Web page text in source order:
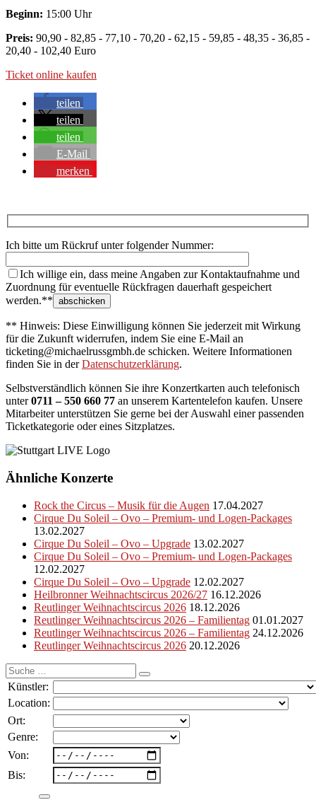
Beginn: 15:00 Uhr
Preis: 90,90 - 82,85 - 77,10 - 70,20 - 62,15 - 59,85 - 48,35 - 36,85 -
20,40 - 102,40 Euro
Ticket online kaufen
teilen
teilen
teilen
E-Mail
merken
Ich bitte um Rückruf unter folgender Nummer:
Ich willige ein, dass meine Angaben zur Kontaktaufnahme und
Zuordnung für eventuelle Rückfragen dauerhaft gespeichert
werden.**
** Hinweis: Diese Einwilligung können Sie jederzeit mit Wirkung
für die Zukunft widerrufen, indem Sie eine E-Mail an
ticketing@michaelrussgmbh.de schicken. Weitere Informationen
finden Sie in derDatenschutzerklärung.
Selbstverständlich können Sie ihre Konzertkarten auch telefonisch
unter0711 – 550 660 77 an unserem Kartentelefon kaufen. Unsere
Mitarbeiter unterstützen Sie gerne bei der Auswahl einer passenden
Ticketkategorie oder eines Sitzplatzes.
Ähnliche Konzerte
Rock the Circus – Musik für die Augen 17.04.2027
Cirque Du Soleil – Ovo – Premium- und Logen-Packages
13.02.2027
Cirque Du Soleil – Ovo – Upgrade 13.02.2027
Cirque Du Soleil – Ovo – Premium- und Logen-Packages
12.02.2027
Cirque Du Soleil – Ovo – Upgrade 12.02.2027
Heilbronner Weihnachtscircus 2026/27 16.12.2026
Reutlinger Weihnachtscircus 2026 18.12.2026
Reutlinger Weihnachtscircus 2026 – Familientag 01.01.2027
Reutlinger Weihnachtscircus 2026 – Familientag 24.12.2026
Reutlinger Weihnachtscircus 2026 20.12.2026
Suche
nach:
Künstler:
Location:
Ort:
Genre:
Von:
Bis: